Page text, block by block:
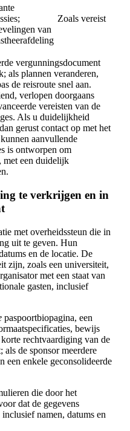
van
Zoals vereist
vergunningsdocument
als plannen veranderen,
de reisroute snel aan.
verlopen doorgaans
vereisten van de
Als u duidelijkheid
gerust contact op met het
aanvullende
is ontworpen om
met een duidelijk
te verkrijgen en in
met overheidssteun die in
uit te geven. Hun
en de locatie. De
zijn, zoals een universiteit,
met een staat van
gasten, inclusief
paspoortbiopagina, een
bewijs
rechtvaardiging van de
de sponsor meerdere
een enkele geconsolideerde
die door het
dat de gegevens
namen, datums en